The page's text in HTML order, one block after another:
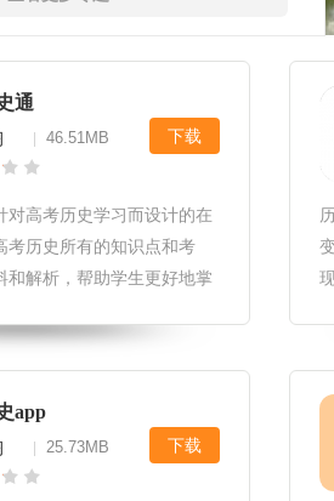
通
46.51MB 下载
对高考历史学习而设计的在
考历史所有的知识点和考
和解析，帮助学生更好地掌
学生加深对历史知识的理解
优势1.提
app
25.73MB 下载